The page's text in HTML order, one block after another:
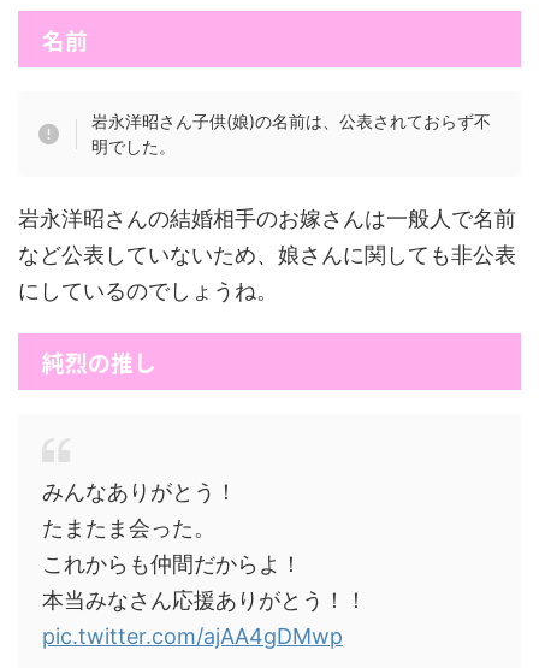
名前
岩永洋昭さん子供(娘)の名前は、公表されておらず不
明でした。
岩永洋昭さんの結婚相手のお嫁さんは一般人で名前
など公表していないため、娘さんに関しても非公表
にしているのでしょうね。
純烈の推し
みんなありがとう！
たまたま会った。
これからも仲間だからよ！
本当みなさん応援ありがとう！！
pic.twitter.com/ajAA4gDMwp